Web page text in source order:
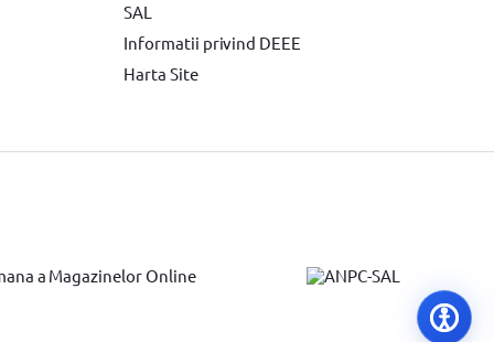
SAL
Informatii privind DEEE
Harta Site